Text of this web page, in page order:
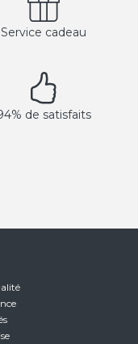
Service cadeau
de satisfaits